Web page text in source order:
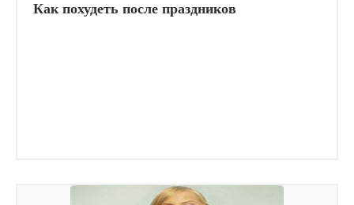
Как похудеть после праздников